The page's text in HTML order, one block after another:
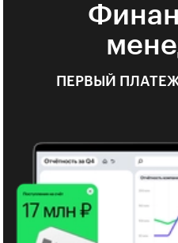
ПЕРВЫЙ